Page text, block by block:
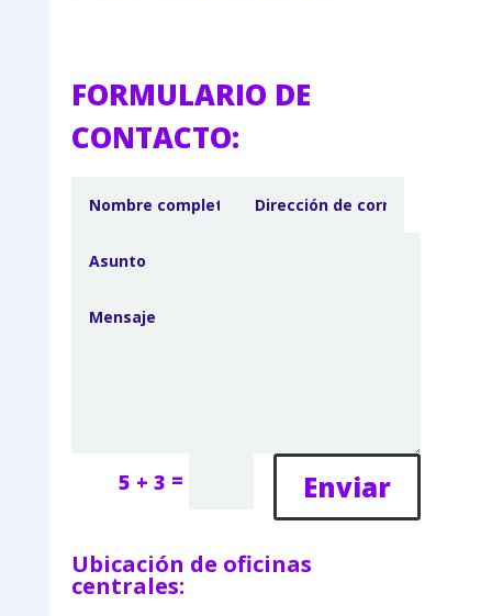
FORMULARIO DE
CONTACTO:
5 + 3 = Enviar
Ubicación de oficinas
centrales: